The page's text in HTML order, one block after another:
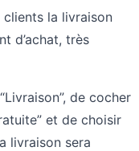
clients la livraison
d’achat, très
de cocher
et de choisir
livraison sera